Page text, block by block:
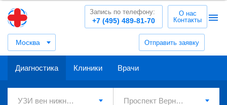
Москва Отправить заявку
+7 (495) 489-81-70
Запись по телефону:
О нас
Контакты
Диагностика Клиники Врачи